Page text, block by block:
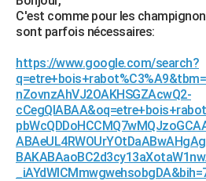
C'est comme pour les
sont parfois nécessaires:
https://www.google.com/search?
nZovnzAhVJ2OAKHSGZAcwQ2-